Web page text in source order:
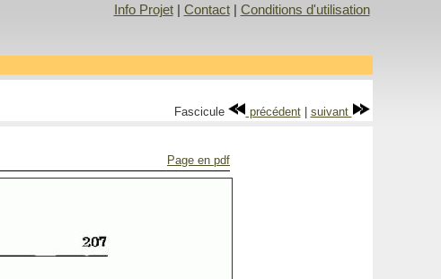
Info Projet| Contact| Conditions d'utilisation
Fascicule précédent| suivant
Page en pdf